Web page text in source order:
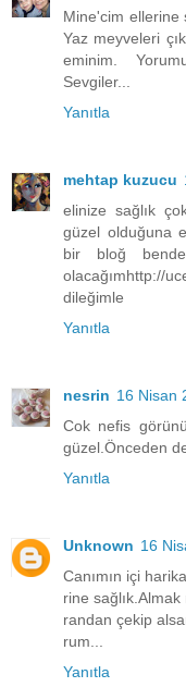
Mine'cim ellerine
Yaz meyveleri
eminim.
Sevgiler...
Yanıtla
mehtap kuzucu
elinize sağlık
güzel olduğuna
bir bloğ
olacağımhttp://
dileğimle
Yanıtla
nesrin 16 Nisan
Cok nefis
güzel.Önceden
Yanıtla
Unknown 16
Canımın içi
rine
randan çekip
rum...
Yanıtla